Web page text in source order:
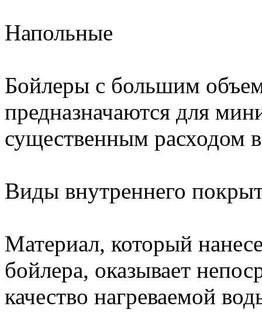
Напольные
Бойлеры с большим
предназначаются для
существенным расходом
Виды внутреннего
Материал, который
бойлера, оказывает
качество нагреваемой